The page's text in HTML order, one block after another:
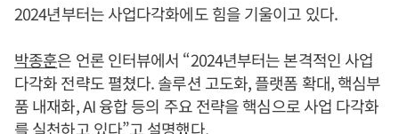
2024년부터는 사업다각화에도 힘을 기울이고 있다.
박종훈은 언론 인터뷰에서 “2024년부터는 본격적인 사업
다각화 전략도 펼쳤다. 솔루션 고도화, 플랫폼 확대, 핵심부
품 내재화, AI 융합 등의 주요 전략을 핵심으로 사업 다각화
를 실천하고 있다”고 설명했다.